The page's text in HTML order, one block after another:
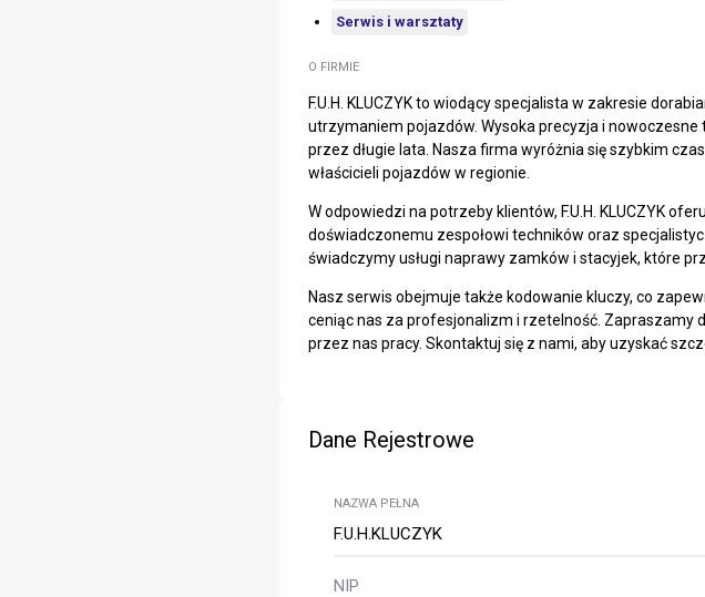
O FIRMIE
F.U.H. KLUCZYK to wiodący specjalista w zakresie
utrzymaniem pojazdów. Wysoka precyzja i
przez długie lata. Nasza firma wyróżnia się szybkim
właścicieli pojazdów w regionie.
W odpowiedzi na potrzeby klientów, F.U.H. KLUCZYK
doświadczonemu zespołowi techników oraz
świadczymy usługi naprawy zamków i stacyjek, które
Nasz serwis obejmuje także kodowanie kluczy, co
ceniąc nas za profesjonalizm i rzetelność. Zapraszamy
przez nas pracy. Skontaktuj się z nami, aby uzyskać
Serwis i warsztaty
Dane Rejestrowe
NAZWA PEŁNA
F.U.H.KLUCZYK
NIP